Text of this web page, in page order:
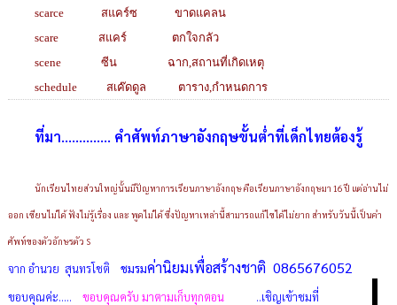
scarce สแคร์ซ ขาดแคลน
scare สแคร์ ตกใจกลัว
scene ซีน ฉาก,สถานที่เกิดเหตุ
schedule สเค๊ดดูล ตาราง,กำหนดการ
ที่มา.............. คำศัพท์ภาษาอังกฤษขั้นต่ำที่เด็กไทยต้องรู้
นักเรียนไทยส่วนใหญ่นั้นมีปัญหาการเรียนภาษาอังกฤษ คือเรียนภาษาอังกฤษมา 16 ปี แต่อ่านไม่
ออก เขียนไม่ได้ ฟังไม่รู้เรื่อง และ พูดไม่ได้ ซึ่งปัญหาเหล่านี้สามารถแก้ไขได้ไม่ยาก สำหรับวันนี้เป็นคำ
ศัพท์ของตัวอักษรตัว S
จาก อำนวย สุนทรโชติ ชมรมค่านิยมเพื่อสร้างชาติ 0865676052
ขอบคุณค่ะ..... ขอบคุณครับ มาตามเก็บทุกตอน..เชิญเข้าชมที่